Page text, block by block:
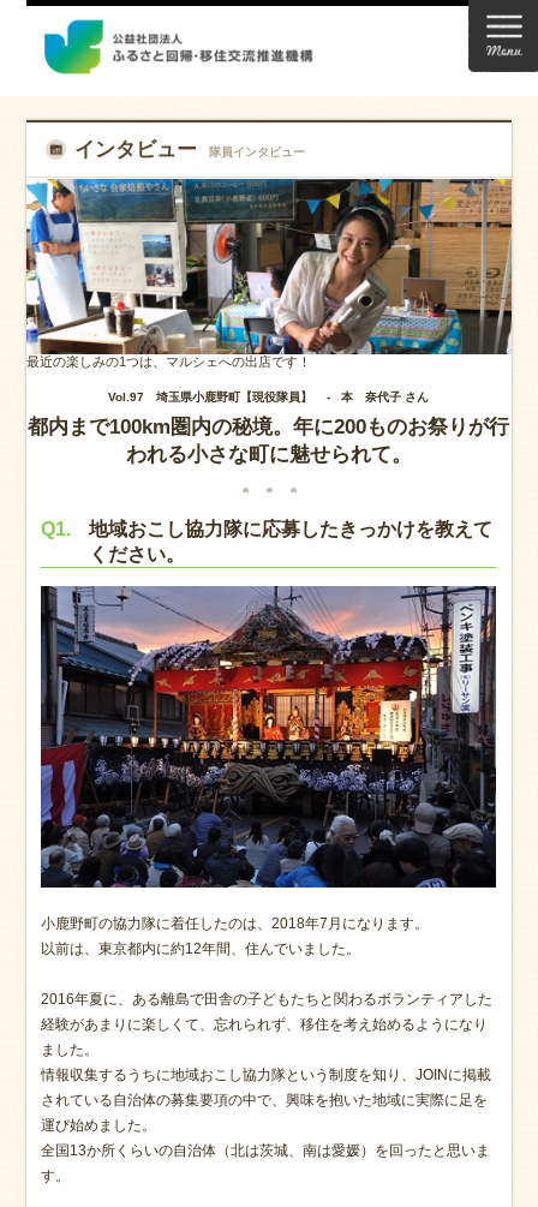
インタビュー 隊員インタビュー
最近の楽しみの1つは、マルシェへの出店です！
Vol.97 埼玉県小鹿野町【現役隊員】 -本 奈代子 さん
都内まで100km圏内の秘境。年に200ものお祭りが行
われる小さな町に魅せられて。
Q1.
地域おこし協力隊に応募したきっかけを教えて
ください。
小鹿野町の協力隊に着任したのは、2018年7月になります。
以前は、東京都内に約12年間、住んでいました。
2016年夏に、ある離島で田舎の子どもたちと関わるボランティアした
経験があまりに楽しくて、忘れられず、移住を考え始めるようになり
ました。
情報収集するうちに地域おこし協力隊という制度を知り、JOINに掲載
されている自治体の募集要項の中で、興味を抱いた地域に実際に足を
運び始めました。
全国13か所くらいの自治体（北は茨城、南は愛媛）を回ったと思いま
す。